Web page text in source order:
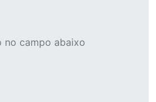
no campo abaixo